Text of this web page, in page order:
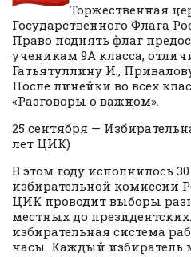
Торжественная
Государственного Флага
Право поднять флаг
ученикам 9А класса,
Гатьятуллину И.,
После линейки во всех
«Разговоры о важном».
25 сентября —
лет ЦИК)
В этом году исполнилось
избирательной комиссии
ЦИК проводит выборы
местных до
избирательная система
часы. Каждый избиратель